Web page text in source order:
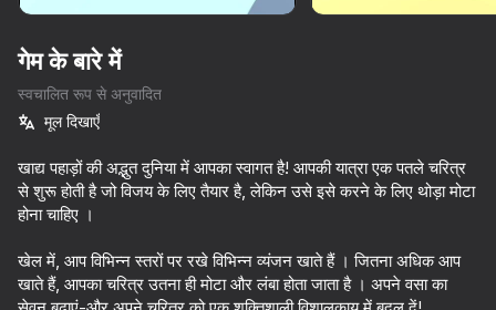
Cookie Clicker
53
Stack Fire Ball
49
Call Cat Nap now!
49
गेम के बारे में
स्वचालित रूप से अनुवादित
मूल दिखाएँ
खाद्य पहाड़ों की अद्भुत दुनिया में आपका स्वागत है! आपकी यात्रा एक पतले चरित्र
से शुरू होती है जो विजय के लिए तैयार है, लेकिन उसे इसे करने के लिए थोड़ा मोटा
होना चाहिए ।
खेल में, आप विभिन्न स्तरों पर रखे विभिन्न व्यंजन खाते हैं । जितना अधिक आप
खाते हैं, आपका चरित्र उतना ही मोटा और लंबा होता जाता है । अपने वसा का